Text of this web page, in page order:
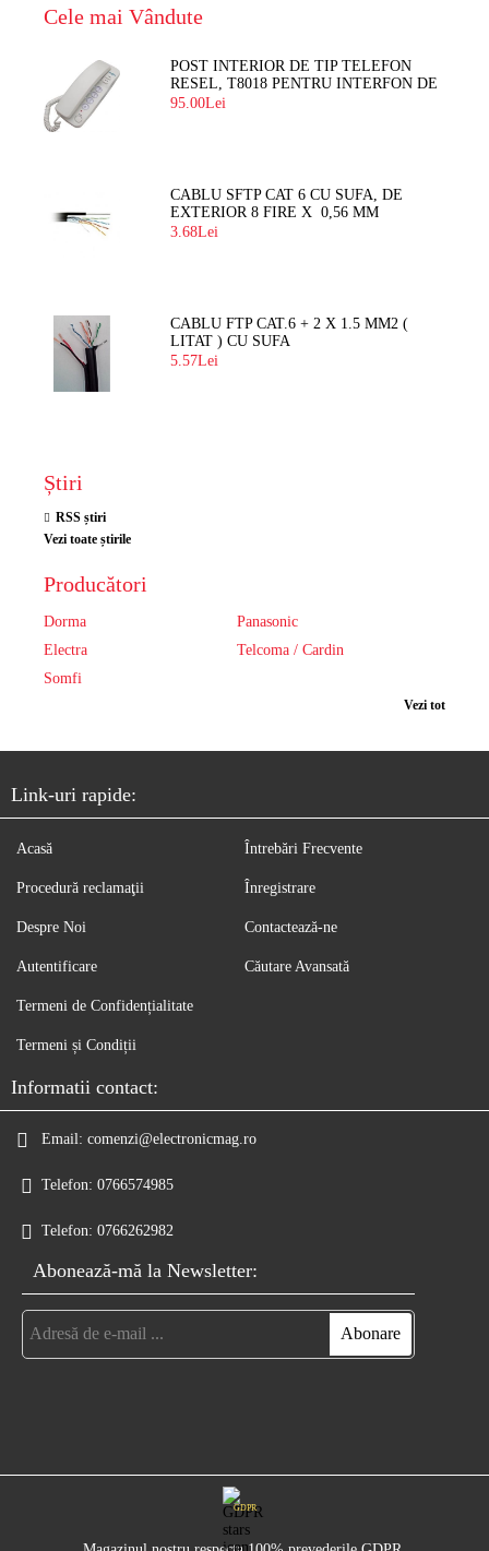
Cele mai Vândute
POST INTERIOR DE TIP TELEFON
RESEL, T8018 PENTRU INTERFON DE
BLOC
95.00Lei
CABLU SFTP CAT 6 CU SUFA, DE
EXTERIOR 8 FIRE X 0,56 MM
3.68Lei
CABLU FTP CAT.6 + 2 X 1.5 MM2 (
LITAT ) CU SUFA
5.57Lei
Știri
RSS știri
Vezi toate știrile
Producători
Dorma
Panasonic
Electra
Telcoma / Cardin
Somfi
Vezi tot
Link-uri rapide:
Acasă
Procedură reclamaţii
Despre Noi
Autentificare
Întrebări Frecvente
Înregistrare
Contactează-ne
Căutare Avansată
Termeni de Confidențialitate
Termeni și Condiții
Informatii contact:
Email: comenzi@electronicmag.ro
Telefon: 0766574985
Telefon: 0766262982
Abonează-mă la Newsletter:
GDPR